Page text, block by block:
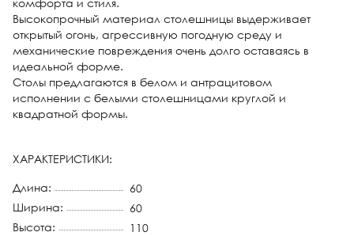
комфорта и стиля.
Высокопрочный материал столешницы выдерживает
открытый огонь, агрессивную погодную среду и
механические повреждения очень долго оставаясь в
идеальной форме.
Столы предлагаются в белом и антрацитовом
исполнении с белыми столешницами круглой и
квадратной формы.
ХАРАКТЕРИСТИКИ:
Длина:
60
Ширина:
60
Высота:
110